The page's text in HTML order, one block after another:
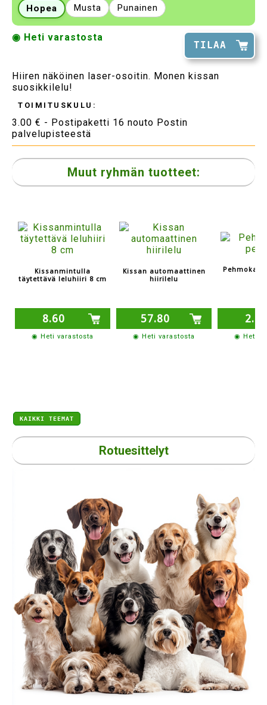
Hopea Musta Punainen
TILAA
◉ Heti varastosta
Hiiren näköinen laser-osoitin. Monen kissan
suosikkilelu!
TOIMITUSKULU:
3.00 € - Postipaketti 16 nouto Postin
palvelupisteestä
Muut ryhmän tuotteet:
Kissanmintulla
täytettävä leluhiiri 8 cm
8.60
◉ Heti varastosta
Kissan automaattinen
hiirilelu
57.80
◉ Heti varastosta
2.60
◉ Heti
KAIKKI TEEMAT
Rotuesittelyt